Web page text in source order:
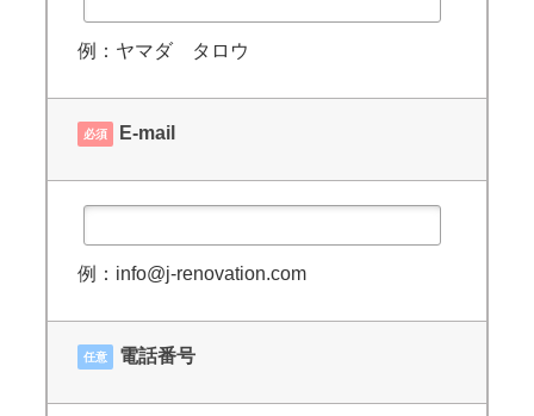
例：ヤマダ タロウ
必須 E-mail
例：info@j-renovation.com
任意 電話番号